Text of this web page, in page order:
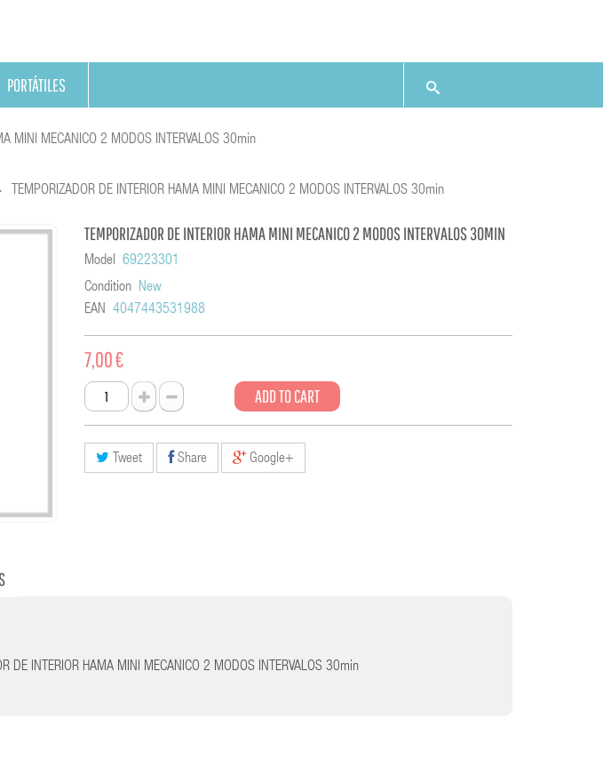
PORTÁTILES
MINI MECANICO 2 MODOS INTERVALOS 30min
TEMPORIZADOR DE INTERIOR HAMA MINI MECANICO 2 MODOS INTERVALOS 30min
TEMPORIZADOR DE INTERIOR HAMA MINI MECANICO 2 MODOS INTERVALOS 30MIN
Model 69223301
Condition New
EAN 4047443531988
7,00 €
ADD TO CART
Tweet Share Google+
INTERIOR HAMA MINI MECANICO 2 MODOS INTERVALOS 30min